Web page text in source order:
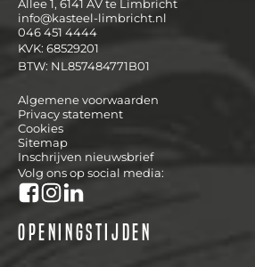
Allee 1, 6141 AV te Limbricht
info@kasteel-limbricht.nl
046 451 4444
KVK: 68529201
BTW: NL857484771B01
Algemene voorwaarden
Privacy statement
Cookies
Sitemap
Inschrijven nieuwsbrief
Volg ons op social media:
Openingstijden